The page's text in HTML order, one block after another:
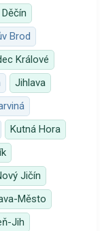
Děčín
Brod
Králové
Jihlava
Kutná Hora
Jičín
Město
Jih